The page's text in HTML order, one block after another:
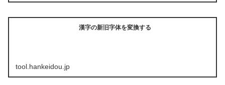
漢字の新旧字体を変換する
tool.hankeidou.jp